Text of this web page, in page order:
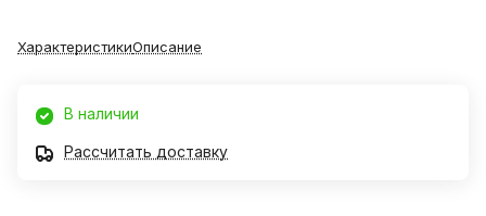
ХарактеристикиОписание
В наличии
Рассчитать доставку